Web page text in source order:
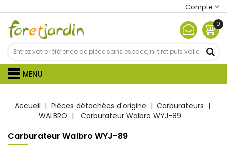
Compte
0
MENU
Accueil Pièces détachées d'origine
Carburateurs
WALBRO
Carburateur Walbro WYJ-89
Carburateur Walbro WYJ-89